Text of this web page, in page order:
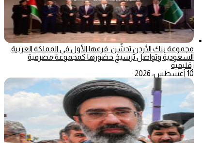
مجموعة بنك الأردن تدشّن فرعها الأول في المملكة العربية
السعودية وتواصل ترسيخ حضورها كمجموعة مصرفية
إقليمية
10 أغسطس، 2026